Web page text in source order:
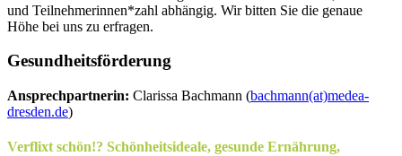
und Teilnehmerinnen*zahl abhängig. Wir bitten Sie die genaue
Höhe bei uns zu erfragen.
Gesundheitsförderung
Ansprechpartnerin: Clarissa Bachmann (bachmann(at)medea-
dresden.de)
Verflixt schön!? Schönheitsideale, gesunde Ernährung,